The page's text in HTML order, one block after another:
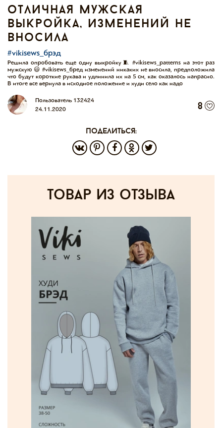
отличная мужская
выкройка, изменений не
вносила
#vikisews_брэд
Решила опробовать еще одну выкройку🧵 #vikisews_patterns на этот раз
мужскую 😃 #vikisews_бред изменений никаких не вносила, предположила
что будут короткие рукава и удлинила их на 5 см, как оказалось напрасно.
В итоге все вернула в исходное положение и худи село как надо
Пользователь 132424
24.11.2020
8
поделиться:
товар из отзыва